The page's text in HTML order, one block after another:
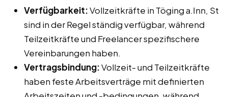
Verfügbarkeit:Vollzeitkräfte in Töging a.Inn, St
sind in der Regel ständig verfügbar, während
Teilzeitkräfte und Freelancer spezifischere
Vereinbarungen haben.
Vertragsbindung:Vollzeit- und Teilzeitkräfte
haben feste Arbeitsverträge mit definierten